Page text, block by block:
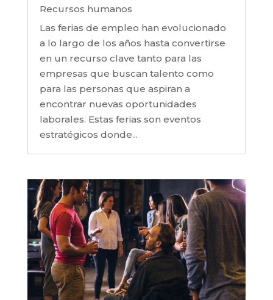
Recursos humanos
Las ferias de empleo han evolucionado
a lo largo de los años hasta convertirse
en un recurso clave tanto para las
empresas que buscan talento como
para las personas que aspiran a
encontrar nuevas oportunidades
laborales. Estas ferias son eventos
estratégicos donde...